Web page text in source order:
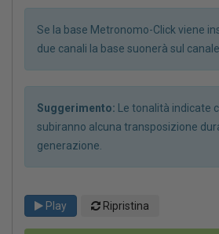
Se la base Metronomo-Click viene
due canali la base suonerà sul
Suggerimento: Le tonalità indicate
subiranno alcuna transposizione
generazione.
Play Ripristina